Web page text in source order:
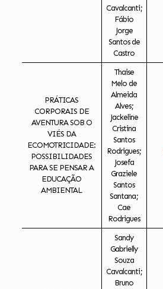
Cavalcanti;
Fábio
Jorge
Santos de
Castro
PRÁTICAS
CORPORAIS DE
AVENTURA SOB O
VIÉS DA
ECOMOTRICIDADE:
POSSIBILIDADES
PARA SE PENSAR A
EDUCAÇÃO
AMBIENTAL
Thaise
Melo de
Almeida
Alves;
Jackeline
Cristina
Santos
Rodrigues;
Josefa
Graziele
Santos
Santana;
Cae
Rodrigues
Sandy
Gabrielly
Souza
Cavalcanti;
Bruno